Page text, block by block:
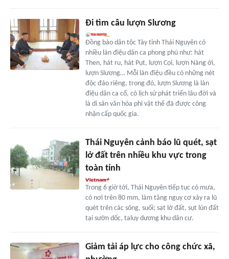
Đi tìm câu lượn Slương
Đồng bào dân tộc Tày tỉnh Thái Nguyên có
nhiều làn điệu dân ca phong phú như: hát
Then, hát ru, hát Pụt, lượn Cọi, lượn Nàng ới,
lượn Slương… Mỗi làn điệu đều có những nét
độc đáo riêng, trong đó, lượn Slương là làn
điệu dân ca cổ, có lịch sử phát triển lâu đời và
là di sản văn hóa phi vật thể đã được công
nhận cấp quốc gia.
Thái Nguyên cảnh báo lũ quét, sạt
lở đất trên nhiều khu vực trong
toàn tỉnh
Trong 6 giờ tới, Thái Nguyên tiếp tục có mưa,
có nơi trên 80 mm, làm tăng nguy cơ xảy ra lũ
quét trên các sông, suối; sạt lở đất, sụt lún đất
tại sườn dốc, taluy dương khu dân cư.
Giảm tải áp lực cho công chức xã,